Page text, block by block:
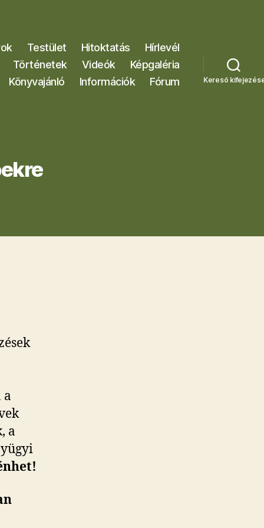
Testület Hitoktatás
Hírlevél
Történetek
Videók
Képgaléria
Könyvajánló
Információk Fórum Kereső
a
a